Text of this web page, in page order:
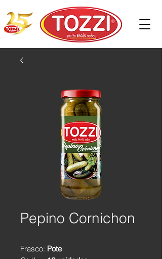
Pepino Cornichon
Frasco: Pote